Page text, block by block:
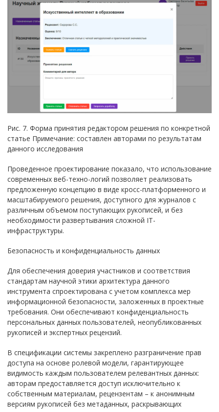
Рис. 7. Форма принятия редактором решения по конкретной
статье Примечание: составлен авторами по результатам
данного исследования
Проведенное проектирование показало, что использование
современных веб-техно-логий позволяет реализовать
предложенную концепцию в виде кросс-платформенного и
масштабируемого решения, доступного для журналов с
различным объемом поступающих рукописей, и без
необходимости развертывания сложной IT-
инфраструктуры.
Безопасность и конфиденциальность данных
Для обеспечения доверия участников и соответствия
стандартам научной этики архитектура данного
инструмента спроектирована с учетом комплекса мер
информационной безопасности, заложенных в проектные
требования. Они обеспечивают конфиденциальность
персональных данных пользователей, неопубликованных
рукописей и экспертных рецензий.
В спецификации системы закреплено разграничение прав
доступа на основе ролевой модели, гарантирующее
видимость каждым пользователем релевантных данных:
авторам предоставляется доступ исключительно к
собственным материалам, рецензентам – к анонимным
версиям рукописей без метаданных, раскрывающих